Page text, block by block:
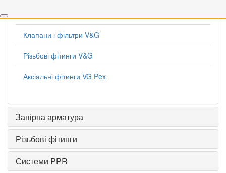
Клапани і фільтри V&G
Різьбові фітинги V&G
Аксіальні фітинги VG Pex
Запірна арматура
Різьбові фітинги
Системи PPR